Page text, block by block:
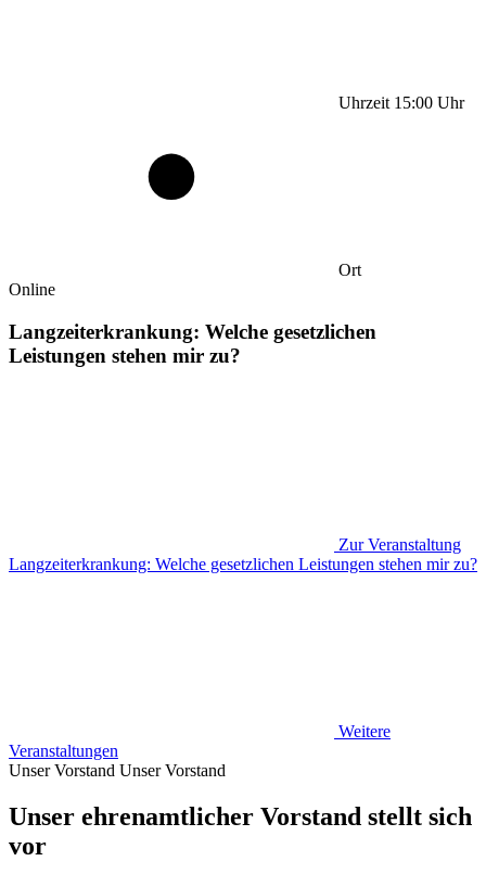
Uhrzeit 15:00 Uhr
Ort
Online
Langzeiterkrankung: Welche gesetzlichen
Leistungen stehen mir zu?
Zur Veranstaltung
Langzeiterkrankung: Welche gesetzlichen Leistungen stehen mir zu?
Weitere
Veranstaltungen
Unser Vorstand Unser Vorstand
Unser ehrenamtlicher Vorstand stellt sich
vor